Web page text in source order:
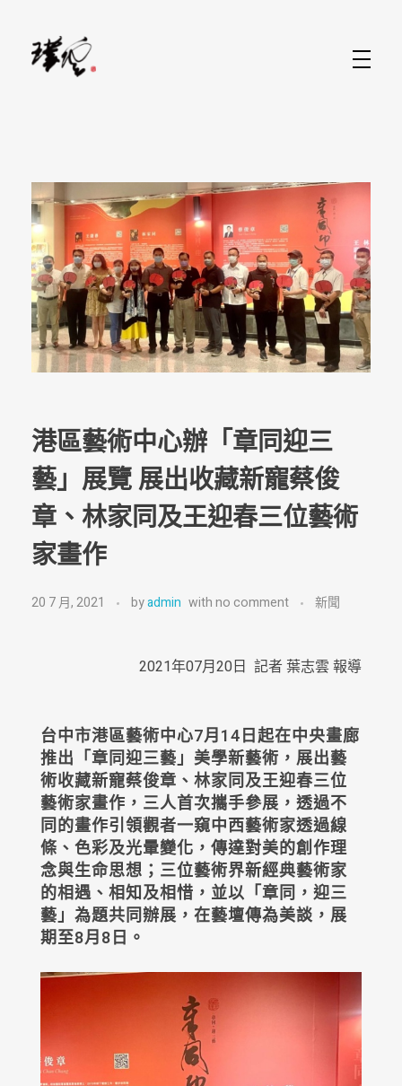
港區藝術中心辦「章同迎三
藝」展覽 展出收藏新寵蔡俊
章、林家同及王迎春三位藝術
家畫作
20 7 月, 2021 byadmin withno comment 新聞
2021年07月20日 記者 葉志雲 報導
台中市港區藝術中心7月14日起在中央畫廊
推出「章同迎三藝」美學新藝術，展出藝
術收藏新寵蔡俊章、林家同及王迎春三位
藝術家畫作，三人首次攜手參展，透過不
同的畫作引領觀者一窺中西藝術家透過線
條、色彩及光暈變化，傳達對美的創作理
念與生命思想；三位藝術界新經典藝術家
的相遇、相知及相惜，並以「章同，迎三
藝」為題共同辦展，在藝壇傳為美談，展
期至8月8日。